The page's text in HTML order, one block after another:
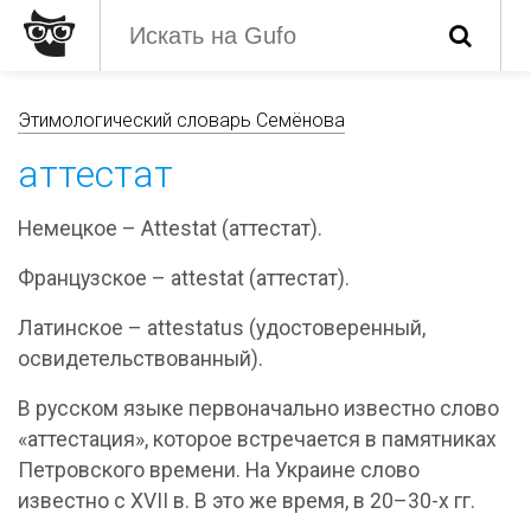
Этимологический словарь Семёнова
аттестат
Немецкое – Attestat (аттестат).
Французское – attestat (аттестат).
Латинское – attestatus (удостоверенный,
освидетельствованный).
В русском языке первоначально известно слово
«аттестация», которое встречается в памятниках
Петровского времени. На Украине слово
известно с XVII в. В это же время, в 20–30-х гг.